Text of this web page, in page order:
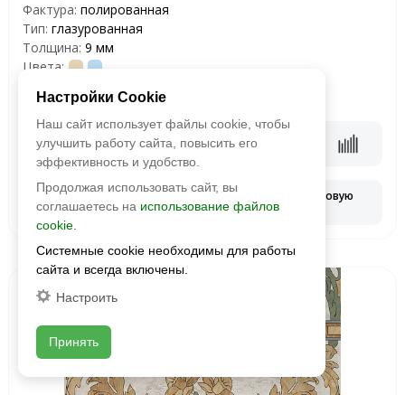
Фактура: полированная
Тип: глазурованная
Толщина: 9 мм
Цвета:
5 761 руб./м2
В корзину
Смотреть наличие
Запросить оптовую
Настройки Cookie
Наш сайт использует файлы cookie, чтобы
улучшить работу сайта, повысить его
эффективность и удобство.
Продолжая использовать сайт, вы
соглашаетесь на использование файлов
cookie.
Системные cookie необходимы для работы
сайта и всегда включены.
Настроить
Принять